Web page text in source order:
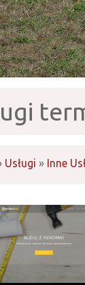
Usługi » Inne